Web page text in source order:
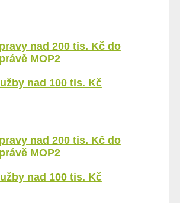
nad 200 tis. Kč do
MOP2
nad 100 tis. Kč
nad 200 tis. Kč do
MOP2
nad 100 tis. Kč